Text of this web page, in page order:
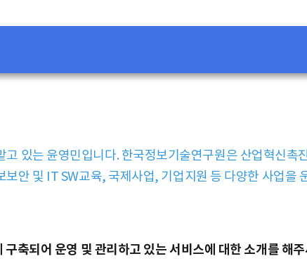
있는 윤영민입니다. 한국정보기술연구원은 산업혁신촉
안 및 IT SW교육, 국제사업, 기업지원 등 다양한 사업을
구축되어 운영 및 관리하고 있는 서비스에 대한 소개를 해